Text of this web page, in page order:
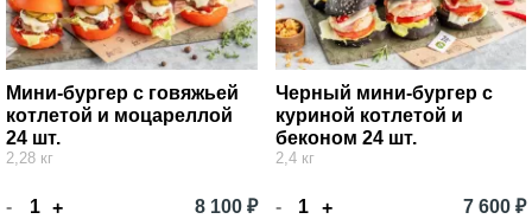
Мини-бургер с говяжьей
котлетой и моцареллой
24 шт.
2,28 кг
- + 8 100 ₽
Черный мини-бургер с
куриной котлетой и
беконом 24 шт.
2,4 кг
- + 7 600 ₽